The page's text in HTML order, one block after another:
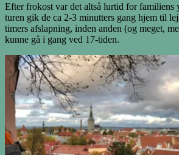
Efter frokost var det altså lurtid for familiens
turen gik de ca 2-3 minutters gang hjem til
timers afslapning, inden anden (og meget,
kunne gå i gang ved 17-tiden.